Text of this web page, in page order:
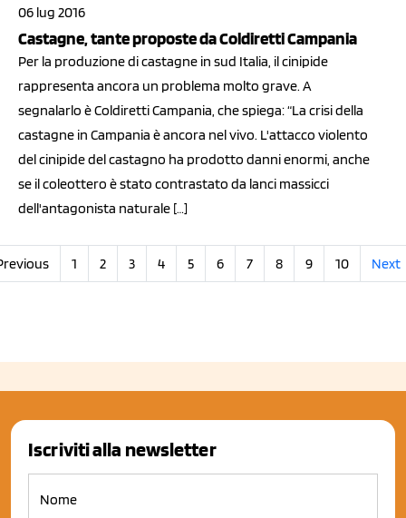
06 lug 2016
Castagne, tante proposte da Coldiretti Campania
Per la produzione di castagne in sud Italia, il cinipide
rappresenta ancora un problema molto grave. A
segnalarlo è Coldiretti Campania, che spiega: “La crisi della
castagne in Campania è ancora nel vivo. L'attacco violento
del cinipide del castagno ha prodotto danni enormi, anche
se il coleottero è stato contrastato da lanci massicci
dell'antagonista naturale […]
1 2 3 4 5 6 7 8 9 10 Next
Iscriviti alla newsletter